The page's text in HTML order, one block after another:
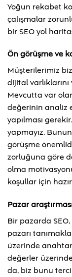
Yoğun rekabet
çalışmalar
bir SEO yol
Ön görüşme ve
Müşterilerimiz
dijital
Mevcutta var
değerinin analiz
yapılması
yapmayız.
görüşme
zorluğuna göre
olma
koşullar için
Pazar
Bir pazarda
pazarı
üzerinde
değerler
da, biz bunu